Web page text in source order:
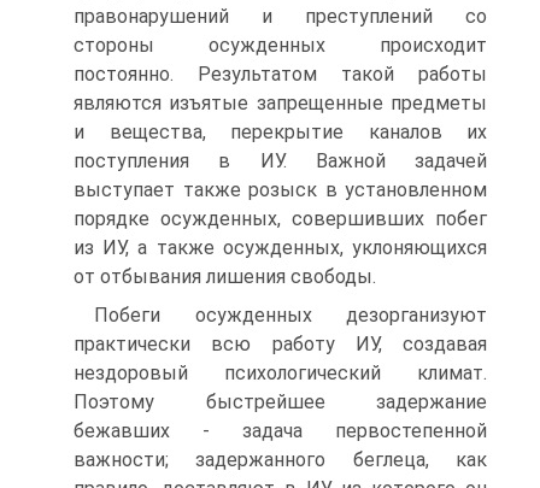
правонарушений и преступлений со
стороны осужденных происходит
постоянно. Результатом такой работы
являются изъятые запрещенные предметы
и вещества, перекрытие каналов их
поступления в ИУ. Важной задачей
выступает также розыск в установленном
порядке осужденных, совершивших побег
из ИУ, а также осужденных, уклоняющихся
от отбывания лишения свободы.
Побеги осужденных дезорганизуют
практически всю работу ИУ, создавая
нездоровый психологический климат.
Поэтому быстрейшее задержание
бежавших - задача первостепенной
важности; задержанного беглеца, как